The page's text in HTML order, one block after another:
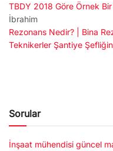
TBDY 2018 Göre Örnek
İbrahim
Rezonans Nedir? | Bina
Teknikerler Şantiye
Sorular
İnşaat mühendisi güncel